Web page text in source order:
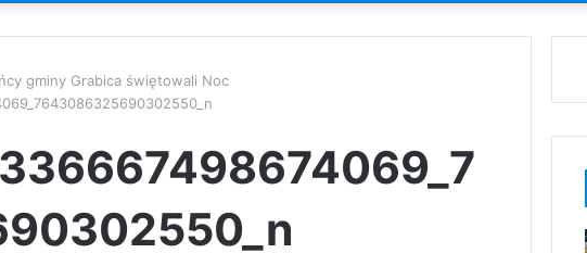
gminy Grabica świętowali Noc